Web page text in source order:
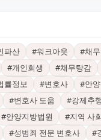
파산 #워크아웃 #채
#개인회생 #채무탕감
률정보 #변호사 #안
#변호사 도움 #강제추행
#안양지방법원 #지역 사
#성범죄 전문 변호사 #